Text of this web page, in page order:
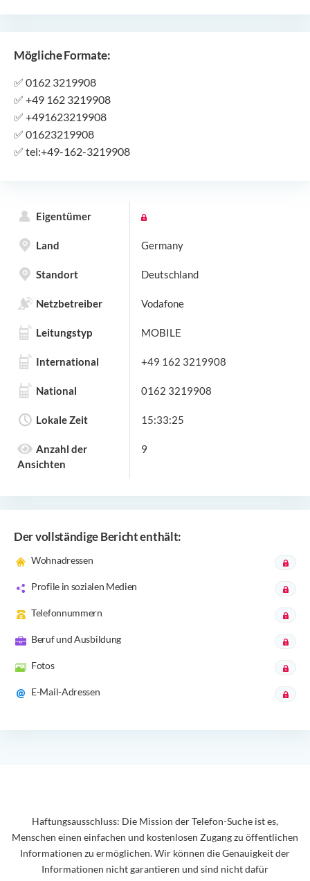
Mögliche Formate:
✅ 0162 3219908
✅ +49 162 3219908
✅ +491623219908
✅ 01623219908
✅ tel:+49-162-3219908
Eigentümer
Land Germany
Standort Deutschland
Netzbetreiber Vodafone
Leitungstyp MOBILE
International +49 162 3219908
National 0162 3219908
Lokale Zeit 15:33:25
Anzahl der
Ansichten
9
Der vollständige Bericht enthält:
Wohnadressen
Profile in sozialen Medien
Telefonnummern
Beruf und Ausbildung
Fotos
E-Mail-Adressen
Haftungsausschluss: Die Mission der Telefon-Suche ist es,
Menschen einen einfachen und kostenlosen Zugang zu öffentlichen
Informationen zu ermöglichen. Wir können die Genauigkeit der
Informationen nicht garantieren und sind nicht dafür